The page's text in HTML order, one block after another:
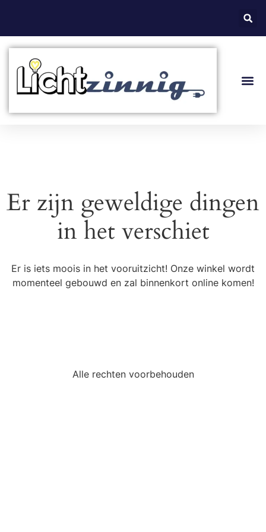
Er zijn geweldige dingen
in het verschiet
Er is iets moois in het vooruitzicht! Onze winkel wordt
momenteel gebouwd en zal binnenkort online komen!
Alle rechten voorbehouden